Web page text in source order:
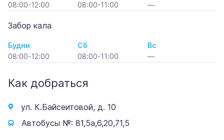
08:00-12:00
08:00-11:00
—
Забор кала
Будни
08:00-12:00
Сб
08:00-11:00
Вс
—
Как добраться
ул. К.Байсеитовой, д. 10
Автобусы №: 81,5а,6,20,71,5